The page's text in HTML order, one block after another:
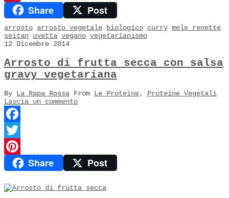
PinterestShare Post
arrosto arrosto vegetale biologico curry mele renette
seitan uvetta vegano vegetarianismo
12 Dicembre 2014
Arrosto di frutta secca con salsa
gravy vegetariana
By La Rapa Rossa From Le Proteine, Proteine Vegetali
Lascia un commento
Facebook
Twitter
PinterestShare Post